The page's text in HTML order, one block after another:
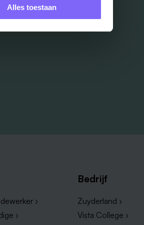
Alles toestaan
›
›
Bedrijf
Zuyderland ›
Vista College ›